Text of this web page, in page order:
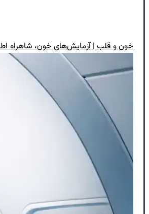
خون و قلب | آزمایش‌های خون، شاهراه